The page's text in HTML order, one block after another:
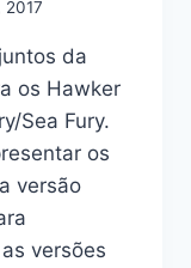
2017
da
os Hawker
Sea Fury.
os
versão
versões